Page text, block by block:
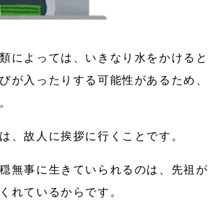
によっては、いきなり水をかけると
が入ったりする可能性があるため、
、故人に挨拶に行くことです。
無事に生きていられるのは、先祖が
れているからです。